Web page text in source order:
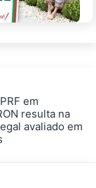
em
resulta na
avaliado em